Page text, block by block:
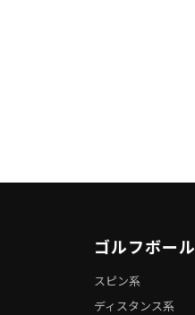
ゴルフボール
スピン系
ディスタンス系